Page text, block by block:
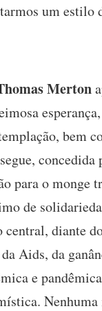
um estilo
Merton
bem
para o monge
de
diante
Aids, da
e